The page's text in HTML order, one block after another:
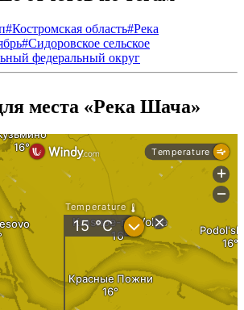
#Костромская область#Река
#Сидоровское сельское
федеральный округ
места «Река Шача»